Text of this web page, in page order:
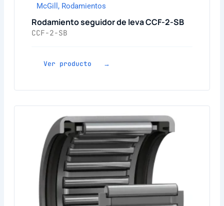
McGill , Rodamientos
Rodamiento seguidor de leva CCF-2-SB
CCF-2-SB
Ver producto →